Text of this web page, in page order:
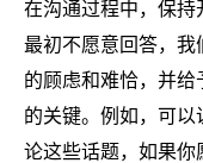
在沟通过程中，保持
最初不愿意回答，我
的顾虑和难恰，并
的关键。例如，可以
论这些话题，如果你